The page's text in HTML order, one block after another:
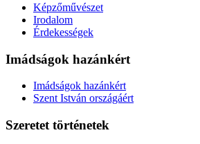
Képzőművészet
Irodalom
Érdekességek
Imádságok hazánkért
Imádságok hazánkért
Szent István országáért
Szeretet történetek